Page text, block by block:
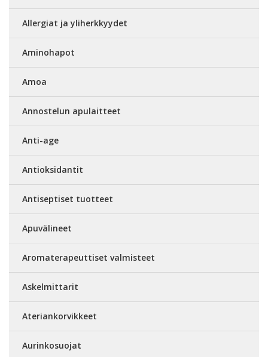
Allergiat ja yliherkkyydet
Aminohapot
Amoa
Annostelun apulaitteet
Anti-age
Antioksidantit
Antiseptiset tuotteet
Apuvälineet
Aromaterapeuttiset valmisteet
Askelmittarit
Ateriankorvikkeet
Aurinkosuojat